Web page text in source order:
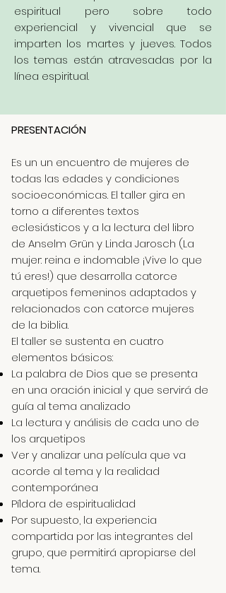
espiritual pero sobre todo
experiencial y vivencial que se
imparten los martes y jueves. Todos
los temas están atravesadas por la
línea espiritual.
PRESENTACIÓN
Es un un encuentro de mujeres de
todas las edades y condiciones
socioeconómicas. El taller gira en
torno a diferentes textos
eclesiásticos y a la lectura del libro
de Anselm Grün y Linda Jarosch (La
mujer: reina e indomable ¡Vive lo que
tú eres!) que desarrolla catorce
arquetipos femeninos adaptados y
relacionados con catorce mujeres
de la biblia.
El taller se sustenta en cuatro
elementos básicos:
La palabra de Dios que se presenta
en una oración inicial y que servirá de
guía al tema analizado
La lectura y análisis de cada uno de
los arquetipos
Ver y analizar una película que va
acorde al tema y la realidad
contemporánea
Píldora de espiritualidad
Por supuesto, la experiencia
compartida por las integrantes del
grupo, que permitirá apropiarse del
tema.